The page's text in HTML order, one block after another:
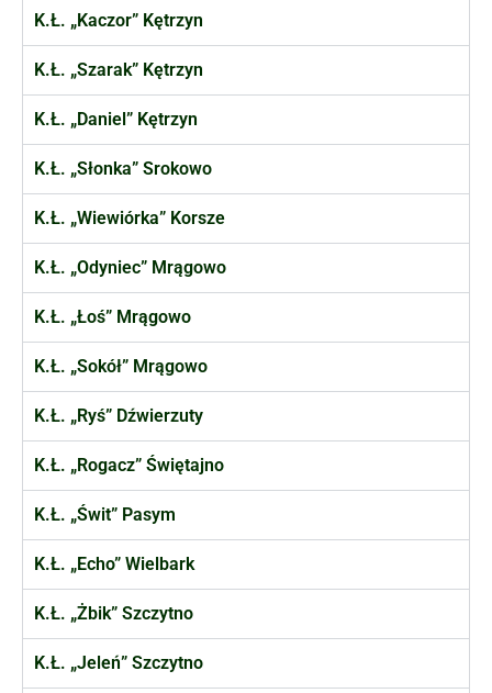
K.Ł. „Kaczor” Kętrzyn
K.Ł. „Szarak” Kętrzyn
K.Ł. „Daniel” Kętrzyn
K.Ł. „Słonka” Srokowo
K.Ł. „Wiewiórka” Korsze
K.Ł. „Odyniec” Mrągowo
K.Ł. „Łoś” Mrągowo
K.Ł. „Sokół” Mrągowo
K.Ł. „Ryś” Dźwierzuty
K.Ł. „Rogacz” Świętajno
K.Ł. „Świt” Pasym
K.Ł. „Echo” Wielbark
K.Ł. „Żbik” Szczytno
K.Ł. „Jeleń” Szczytno